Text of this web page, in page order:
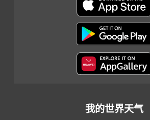
我的世界天气